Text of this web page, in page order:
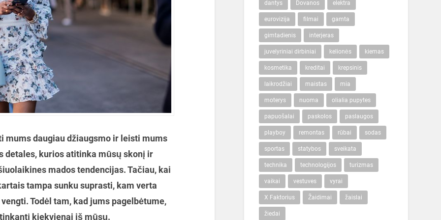
daugiau džiaugsmo ir leisti mums
detales, kurios atitinka mūsų skonį ir
mados tendencijas. Tačiau, kai
tampa sunku suprasti, kam verta
Todėl tam, kad jums pagelbėtume,
kiekvienai iš mūsų.
dantys Dovanos elektra
eurovizija filmai gamta
gimtadienis interjeras
juvelyriniai dirbiniai kelionės kiemas
kosmetika kreditai krepsinis
laikrodžiai maistas mia
moterys nuoma olialia pupytes
papuošalai paskolos paslaugos
playboy remontas rūbai sodas
sportas statybos sveikata
technika technologijos turizmas
vaikai vestuves vyrai
X Faktorius Žaidimai žaislai
žiedai